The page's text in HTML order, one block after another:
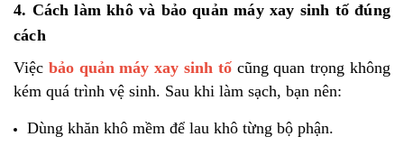
4. Cách làm khô và bảo quản máy xay sinh tố đúng
cách
Việc bảo quản máy xay sinh tốcũng quan trọng không
kém quá trình vệ sinh. Sau khi làm sạch, bạn nên:
Dùng khăn khô mềm để lau khô từng bộ phận.